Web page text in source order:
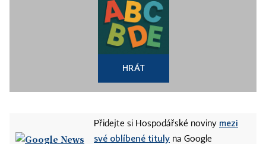
HRÁT
Přidejte si Hospodářské noviny mezi
své oblíbené tituly na Google